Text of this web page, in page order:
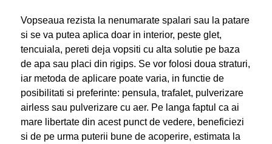
Vopseaua rezista la nenumarate spalari sau la patare
si se va putea aplica doar in interior, peste glet,
tencuiala, pereti deja vopsiti cu alta solutie pe baza
de apa sau placi din rigips. Se vor folosi doua straturi,
iar metoda de aplicare poate varia, in functie de
posibilitati si preferinte: pensula, trafalet, pulverizare
airless sau pulverizare cu aer. Pe langa faptul ca ai
mare libertate din acest punct de vedere, beneficiezi
si de pe urma puterii bune de acoperire, estimata la